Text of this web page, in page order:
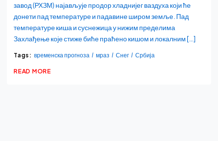
завод (РХЗМ) најављује продор хладнијег ваздуха који ће
донети пад температуре и падавине широм земље. Пад
температуре киша и суснежица у нижим пределима
Захлађење које стиже биће праћено кишом и локалним […]
Tags: временска прогноза мраз Снег Србија
READ MORE